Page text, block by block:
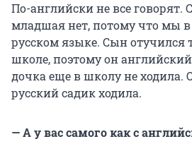
По-английски не все говорят.
младшая нет, потому что мы в
русском языке. Сын отучился
школе, поэтому он
дочка еще в школу не ходила.
русский садик ходила.
— А у вас самого как с